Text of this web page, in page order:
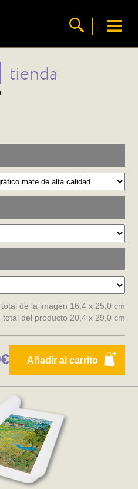
tienda
de la imagen 16,4 x 25,0 cm
total del producto 20,4 x 29,0 cm
Añadir al carrito